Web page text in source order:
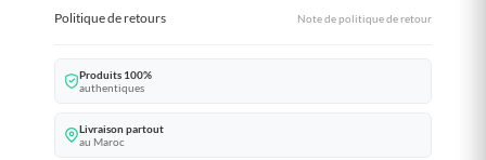
Politique de retours Note de politique de retour
Produits 100%
authentiques
Livraison partout
au Maroc